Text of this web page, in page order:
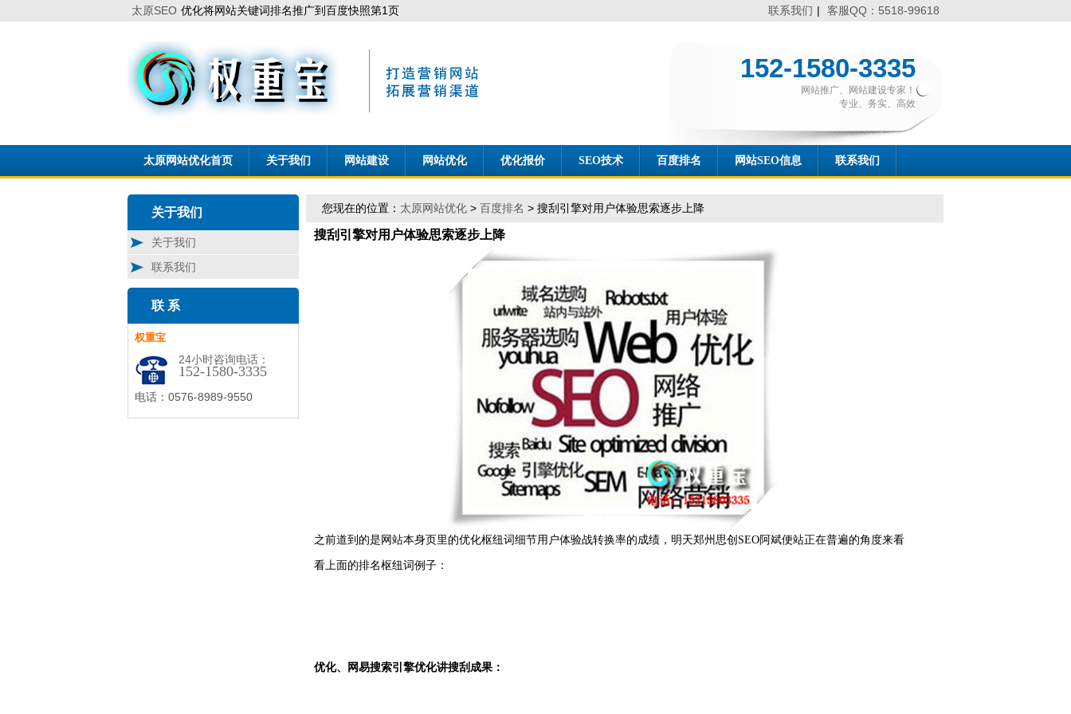
太原SEO 优化将网站关键词排名推广到百度快照第1页 联系我们 | 客服QQ：5518-99618
152-1580-3335
网站推广、网站建设专家！
专业、务实、高效
太原网站优化首页 关于我们 网站建设 网站优化 优化报价 SEO技术 百度排名 网站SEO信息 联系我们
关于我们
关于我们
联系我们
联 系
权重宝
24小时咨询电话：
152-1580-3335
电话：0576-8989-9550
您现在的位置： 太原网站优化 > 百度排名 > 搜刮引擎对用户体验思索逐步上降
搜刮引擎对用户体验思索逐步上降
之前道到的是网站本身页里的优化枢纽词细节用户体验战转换率的成绩，明天郑州思创SEO阿斌便站正在普遍的角度来看
看上面的排名枢纽词例子：
优化、网易搜索引擎优化讲搜刮成果：